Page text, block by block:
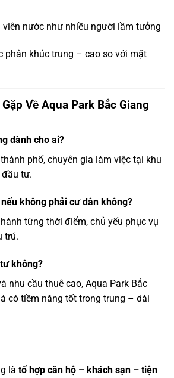
viên nước như nhiều người lầm tưởng
phân khúc trung – cao so với mặt
Về Aqua Park Bắc Giang
dành cho ai?
phố, chuyên gia làm việc tại khu
đầu tư.
không phải cư dân không?
từng thời điểm, chủ yếu phục vụ
trú.
không?
nhu cầu thuê cao, Aqua Park Bắc
có tiềm năng tốt trong trung – dài
là tổ hợp căn hộ – khách sạn – tiện